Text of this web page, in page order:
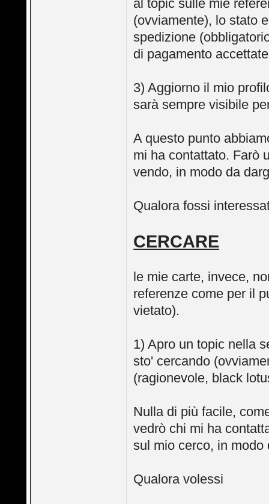
al topic sulle mie
(ovviamente), lo stato
spedizione
di pagamento
3) Aggiorno il mio
sarà sempre visibile
A questo punto
mi ha contattato. Farò
vendo, in modo da
Qualora fossi
CERCARE
le mie carte, invece,
referenze come per il
vietato).
1) Apro un topic nella
sto' cercando
(ragionevole, black
Nulla di più facile,
vedrò chi mi ha
sul mio cerco, in
Qualora volessi